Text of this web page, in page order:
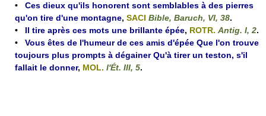
• Ces dieux qu'ils honorent sont semblables à des pierres
qu'on tire d'une montagne, SACI Bible, Baruch, VI, 38.
• Il tire après ces mots une brillante épée, ROTR. Antig. I, 2.
• Vous êtes de l'humeur de ces amis d'épée Que l'on trouve
toujours plus prompts à dégainer Qu'à tirer un teston, s'il
fallait le donner, MOL. l'Ét. III, 5.